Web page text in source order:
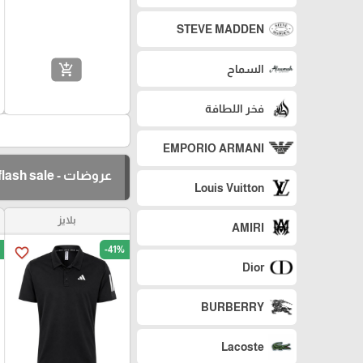
STEVE MADDEN
السماح
فخر اللطافة
EMPORIO ARMANI
Louis Vuitton
AMIRI
Dior
BURBERRY
Lacoste
add_shopping_cart
عروضات - flash sale
بلايز
favorite_border -41%